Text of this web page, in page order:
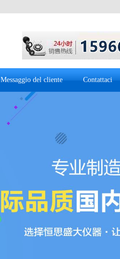
Messaggio del cliente Contattaci